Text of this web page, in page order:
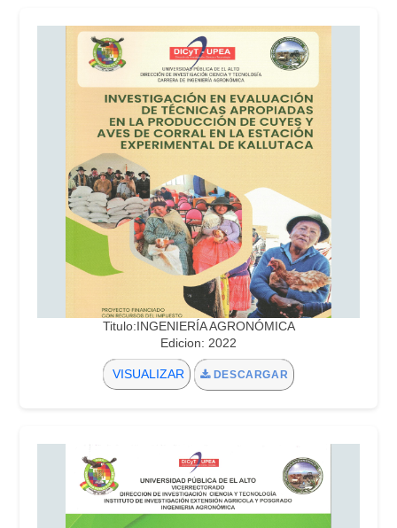
Titulo:INGENIERÍA AGRONÓMICA
Edicion: 2022
VISUALIZAR DESCARGAR